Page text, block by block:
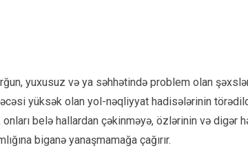
yuxusuz və ya səhhətində problem olan
yüksək olan yol-nəqliyyat hadisələrinin
belə hallardan çəkinməyə, özlərinin və digər
biganə yanaşmamağa çağırır.